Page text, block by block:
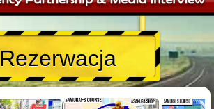
Rezerwacja